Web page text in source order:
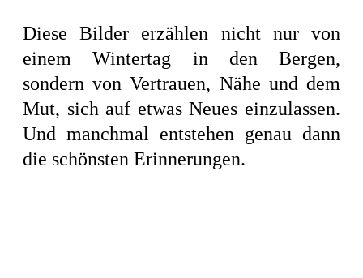
Diese Bilder erzählen nicht nur von
einem Wintertag in den Bergen,
sondern von Vertrauen, Nähe und dem
Mut, sich auf etwas Neues einzulassen.
Und manchmal entstehen genau dann
die schönsten Erinnerungen.